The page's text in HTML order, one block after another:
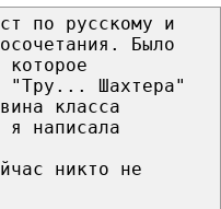
по русскому и
Было
которое
"Тру... Шахтера"
класса
написала
никто не